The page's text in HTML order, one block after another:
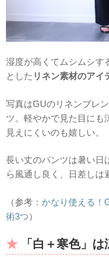
湿度が高くてムシムシす
とした リネン素材のアイ
写真はGUのリネンブレ
ツ。軽やかで見た目にも
見えにくいのも嬉しい。
長い丈のパンツは暑い日
ら風通し良く、日差しは
（参考： かなり使える！
術3つ）
「白＋寒色」